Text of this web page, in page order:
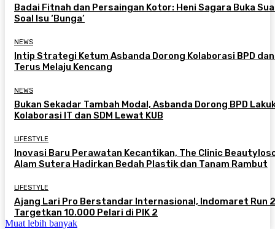
Badai Fitnah dan Persaingan Kotor: Heni Sagara Buka
Soal Isu ‘Bunga’
NEWS
Intip Strategi Ketum Asbanda Dorong Kolaborasi BPD dan
Terus Melaju Kencang
NEWS
Bukan Sekadar Tambah Modal, Asbanda Dorong BPD
Kolaborasi IT dan SDM Lewat KUB
LIFESTYLE
Inovasi Baru Perawatan Kecantikan, The Clinic
Alam Sutera Hadirkan Bedah Plastik dan Tanam Rambut
LIFESTYLE
Ajang Lari Pro Berstandar Internasional, Indomaret Run
Targetkan 10.000 Pelari di PIK 2
Muat lebih banyak